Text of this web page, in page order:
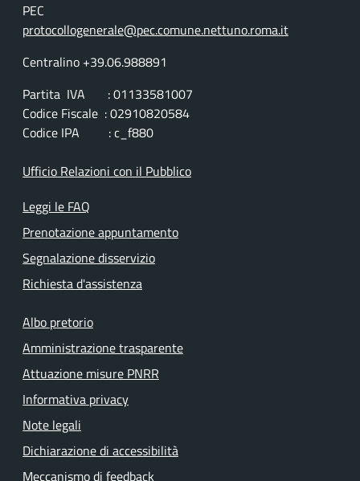
PEC
protocollogenerale@pec.comune.nettuno.roma.it
Centralino +39.06.988891
Partita IVA : 01133581007
Codice Fiscale : 02910820584
Codice IPA : c_f880
Ufficio Relazioni con il Pubblico
Leggi le FAQ
Prenotazione appuntamento
Segnalazione disservizio
Richiesta d'assistenza
Albo pretorio
Amministrazione trasparente
Attuazione misure PNRR
Informativa privacy
Note legali
Dichiarazione di accessibilità
Meccanismo di feedback